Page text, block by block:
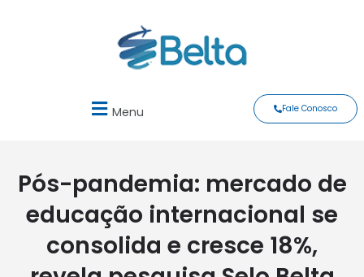
Menu Fale Conosco
Pós-pandemia: mercado de
educação internacional se
consolida e cresce 18%,